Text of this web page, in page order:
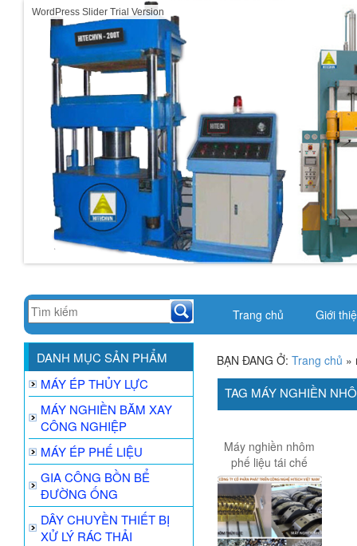
WordPress Slider Trial Version
Trang chủ Giới
DANH MỤC SẢN PHẨM
MÁY ÉP THỦY LỰC
MÁY NGHIỀN BĂM XAY
CÔNG NGHIỆP
MÁY ÉP PHẾ LIỆU
GIA CÔNG BỒN BỂ
ĐƯỜNG ỐNG
DÂY CHUYỀN THIẾT BỊ
XỬ LÝ RÁC THẢI
BẠN ĐANG Ở:Trang chủ »
TAG MÁY NGHIỀN
Máy nghiền nhôm
phế liệu tái chế